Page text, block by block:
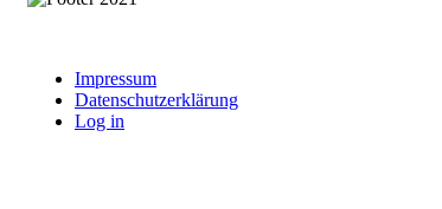
Impressum
Datenschutzerklärung
Log in